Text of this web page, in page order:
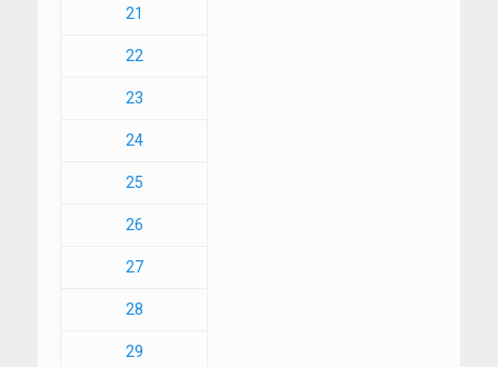
21
22
23
24
25
26
27
28
29